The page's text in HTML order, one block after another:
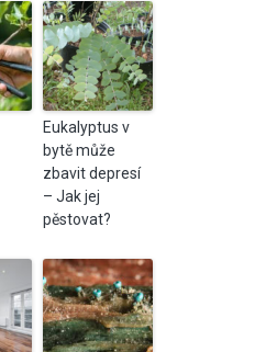
Eukalyptus v
bytě může
zbavit depresí
– Jak jej
pěstovat?